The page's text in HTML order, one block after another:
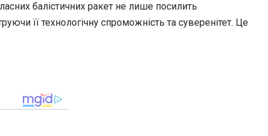
балістичних ракет не лише посилить
її технологічну спроможність та суверенітет. Це